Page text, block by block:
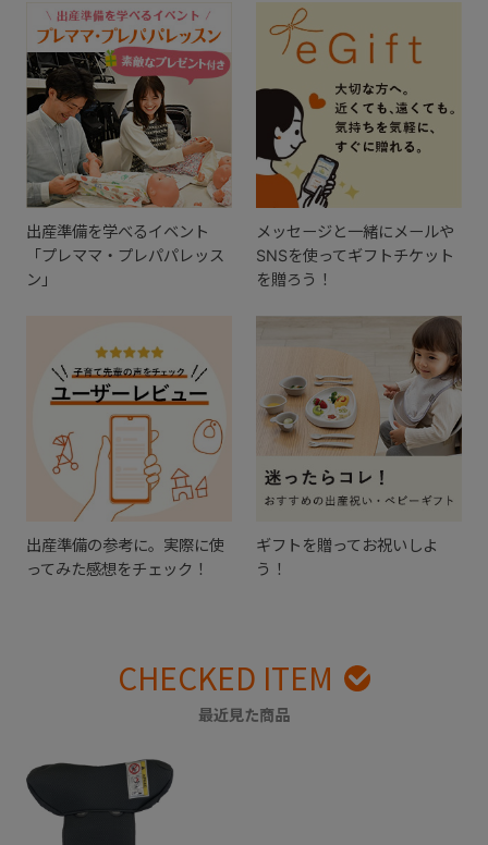
出産準備を学べるイベント
「プレママ・プレパパレッス
ン」
メッセージと一緒にメールや
SNSを使ってギフトチケット
を贈ろう！
出産準備の参考に。実際に使
ってみた感想をチェック！
ギフトを贈ってお祝いしよ
う！
CHECKED ITEM
最近見た商品